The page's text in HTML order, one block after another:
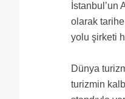
İstanbul’un
olarak
yolu şirketi
Dünya
turizmin